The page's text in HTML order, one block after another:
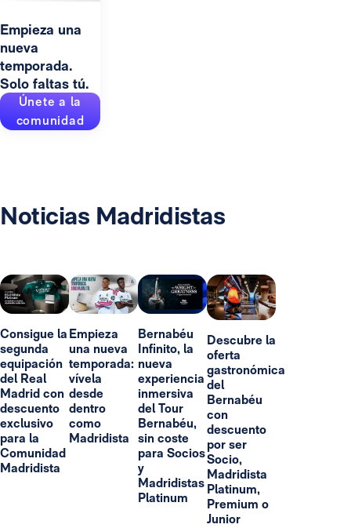
Empieza una
nueva
temporada.
Solo faltas tú.
Únete a la
comunidad
Noticias Madridistas
Consigue la
segunda
equipación
del Real
Madrid con
descuento
exclusivo
para la
Comunidad
Madridista
Empieza
una nueva
temporada:
vívela
desde
dentro
como
Madridista
Bernabéu
Infinito, la
nueva
experiencia
inmersiva
del Tour
Bernabéu,
sin coste
para Socios
y
Madridistas
Platinum
Descubre la
oferta
gastronómica
del
Bernabéu
con
descuento
por ser
Socio,
Madridista
Platinum,
Premium o
Junior